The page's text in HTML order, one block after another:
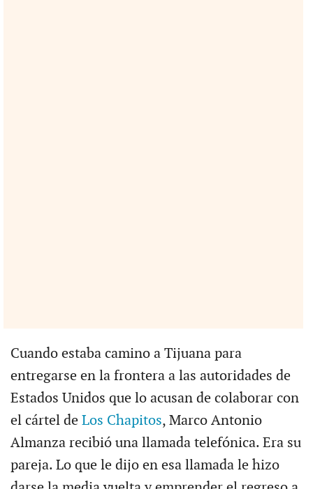
Cuando estaba camino a Tijuana para
entregarse en la frontera a las autoridades de
Estados Unidos que lo acusan de colaborar con
el cártel de Los Chapitos, Marco Antonio
Almanza recibió una llamada telefónica. Era su
pareja. Lo que le dijo en esa llamada le hizo